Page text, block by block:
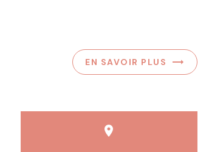
EN SAVOIR PLUS
place